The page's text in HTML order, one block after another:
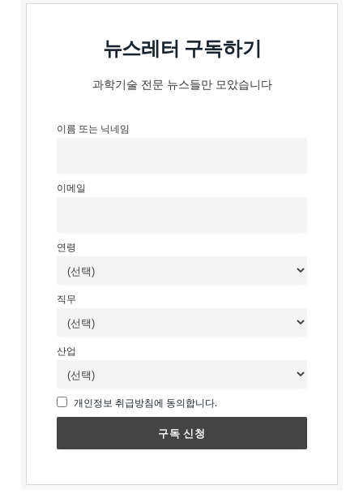
뉴스레터 구독하기
과학기술 전문 뉴스들만 모았습니다
이름 또는 닉네임
이메일
연령
직무
산업
개인정보 취급방침에 동의합니다.